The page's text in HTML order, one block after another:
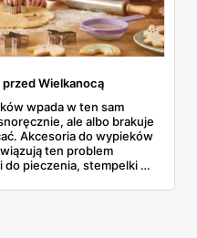
Wielkanocą
wpada w ten sam
ale albo brakuje
Akcesoria do wypieków
ten problem
pieczenia, stempelki do
od poniedziałku 30